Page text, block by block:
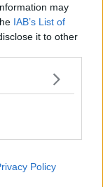
may
IAB’s List of
it to other
Policy